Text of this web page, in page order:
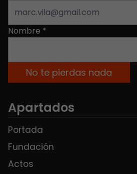
Nombre *
Apartados
Portada
Fundación
Actos